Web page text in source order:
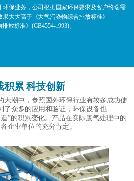
环保业务，公司根据国家环保要求及客户终端需
大大高于《大气污染物综合排放标准》
放标准》(GB4554-1993)。
积累 科技创新
大潮中，参照国外环保行业有较多成功使
了众多的应用和验证，环保设备也
”的积累变化。产品在实际废气处理中的
企业单位的充分肯定。